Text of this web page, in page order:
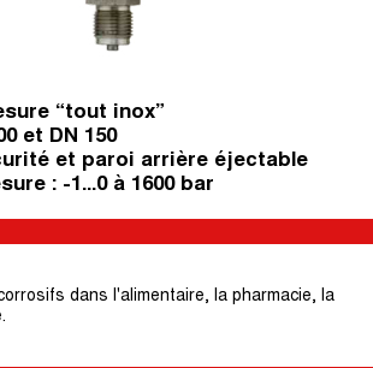
“tout inox”
et DN 150
et paroi arrière éjectable
: -1...0 à 1600 bar
dans l'alimentaire, la pharmacie, la